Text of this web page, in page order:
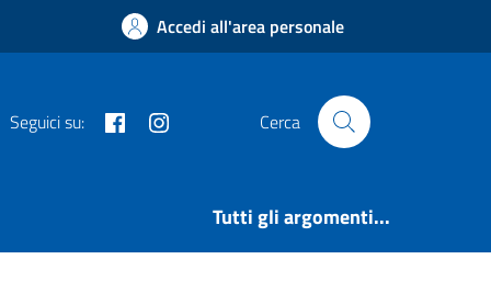
Accedi all'area personale
Seguici su: Facebook Cerca
Tutti gli argomenti...